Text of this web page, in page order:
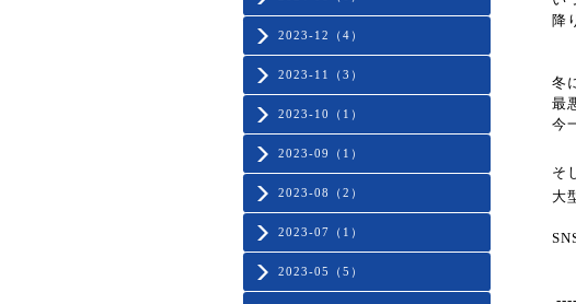
2023-12（4）
2023-11（3）
2023-10（1）
2023-09（1）
2023-08（2）
2023-07（1）
2023-05（5）
降
冬
最
今
そ
大